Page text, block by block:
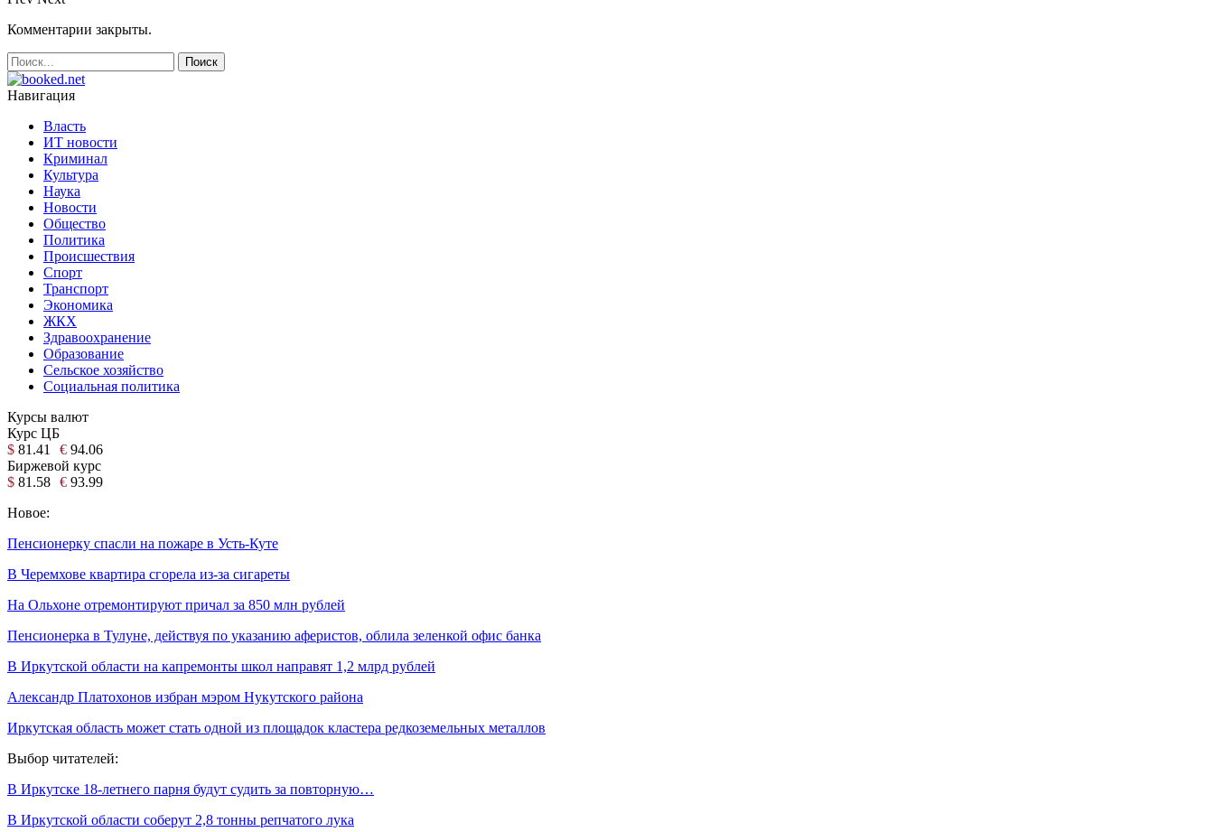
Комментарии закрыты.
Навигация
Власть
ИТ новости
Криминал
Культура
Наука
Новости
Общество
Политика
Происшествия
Спорт
Транспорт
Экономика
ЖКХ
Здравоохранение
Образование
Сельское хозяйство
Социальная политика
Курсы валют
Курс ЦБ
$ 81.41 € 94.06
Биржевой курс
$ 81.58 € 93.99
Новое:
Пенсионерку спасли на пожаре в Усть-Куте
В Черемхове квартира сгорела из-за сигареты
На Ольхоне отремонтируют причал за 850 млн рублей
Пенсионерка в Тулуне, действуя по указанию аферистов, облила зеленкой офис банка
В Иркутской области на капремонты школ направят 1,2 млрд рублей
Александр Платохонов избран мэром Нукутского района
Иркутская область может стать одной из площадок кластера редкоземельных металлов
Выбор читателей:
В Иркутске 18-летнего парня будут судить за повторную…
В Иркутской области соберут 2,8 тонны репчатого лука